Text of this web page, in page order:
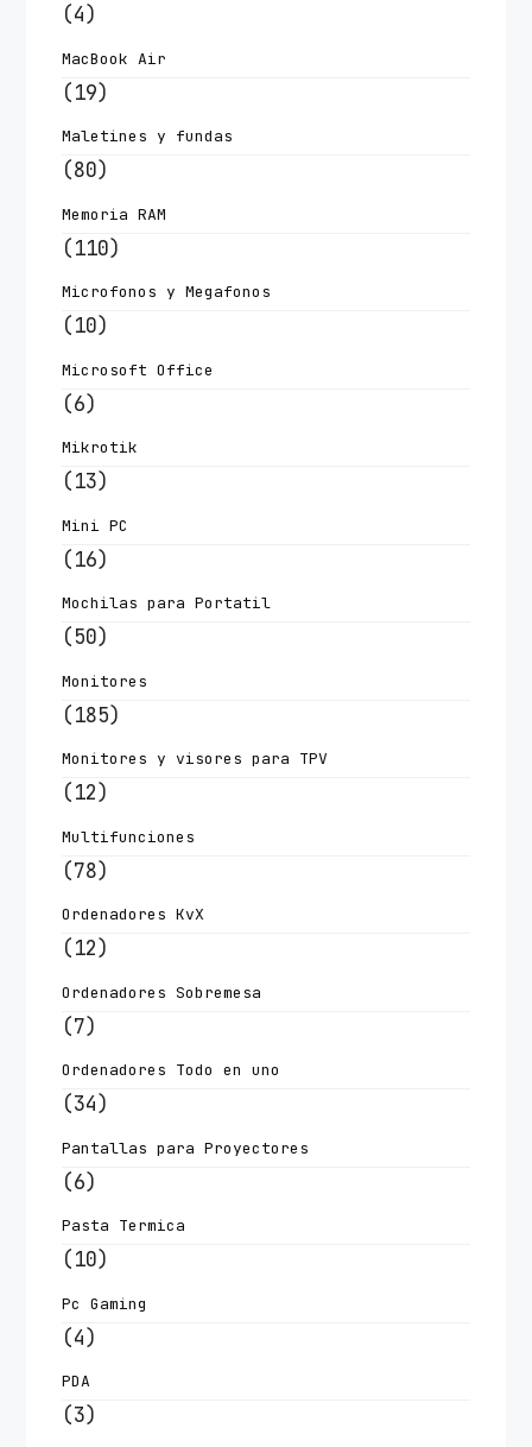
(4)
MacBook Air
(19)
Maletines y fundas
(80)
Memoria RAM
(110)
Microfonos y Megafonos
(10)
Microsoft Office
(6)
Mikrotik
(13)
Mini PC
(16)
Mochilas para Portatil
(50)
Monitores
(185)
Monitores y visores para TPV
(12)
Multifunciones
(78)
Ordenadores KvX
(12)
Ordenadores Sobremesa
(7)
Ordenadores Todo en uno
(34)
Pantallas para Proyectores
(6)
Pasta Termica
(10)
Pc Gaming
(4)
PDA
(3)